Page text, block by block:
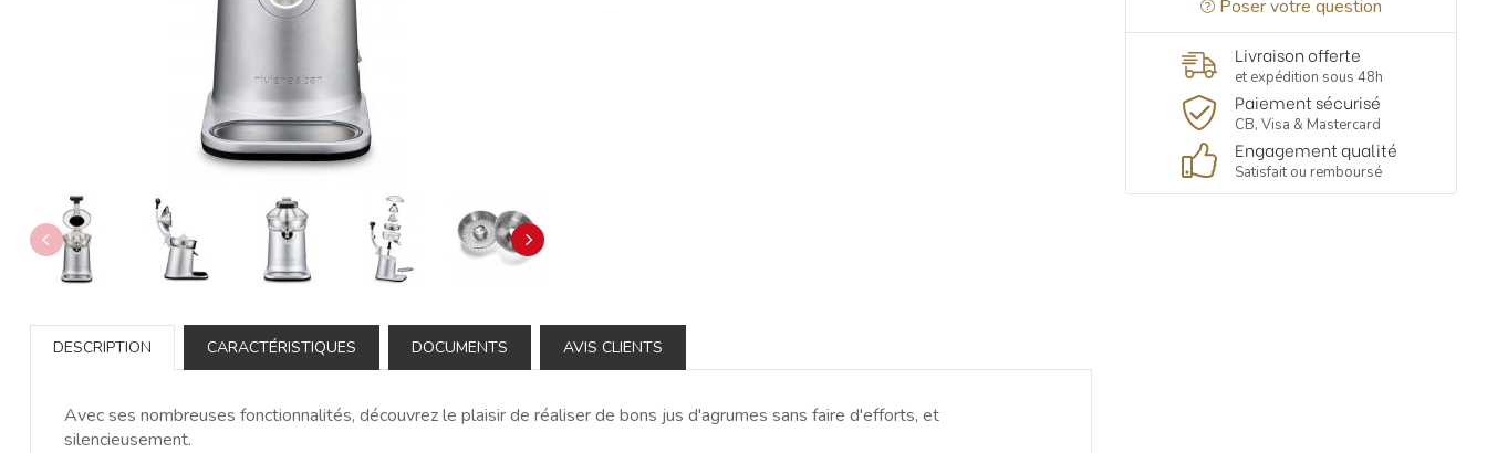
DESCRIPTION CARACTÉRISTIQUES DOCUMENTS AVIS CLIENTS
Avec ses nombreuses fonctionnalités, découvrez le plaisir de réaliser de bons jus d'agrumes sans faire d'efforts, et
silencieusement.
Poser votre question
Livraison offerte
et expédition sous 48h
Paiement sécurisé
CB, Visa & Mastercard
Engagement qualité
Satisfait ou remboursé